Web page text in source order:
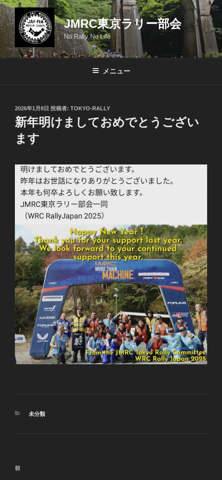
コ
ン
テ
ン
ツ
JMRC東京ラリー部会
No Rally No Life
メニュー
投
稿
日:
2026年1月8日 投稿者: TOKYO-RALLY
新年明けましておめでとうござい
ます
カ
未分類
投
過
前